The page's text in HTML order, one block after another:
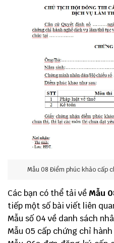
Mẫu 08 Điểm phúc khảo cấp
Các bạn có thể tải về Mẫu
tiếp một số bài viết liên
Mẫu số 04 về danh sách
Mẫu 05 cấp chứng chỉ